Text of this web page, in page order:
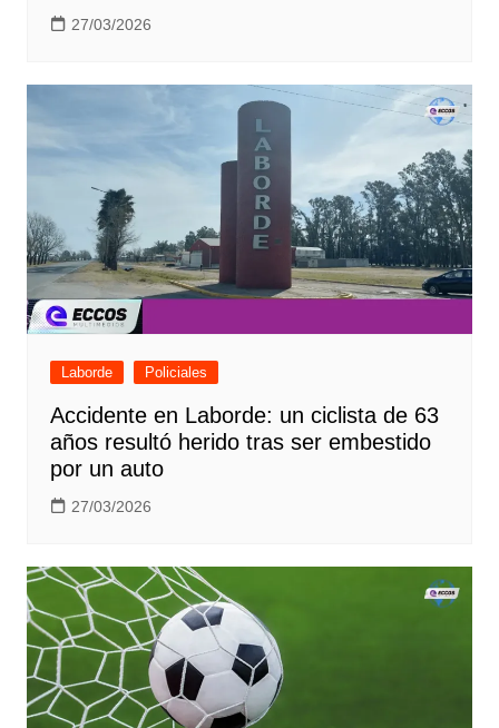
27/03/2026
Laborde Policiales
Accidente en Laborde: un ciclista de 63
años resultó herido tras ser embestido
por un auto
27/03/2026